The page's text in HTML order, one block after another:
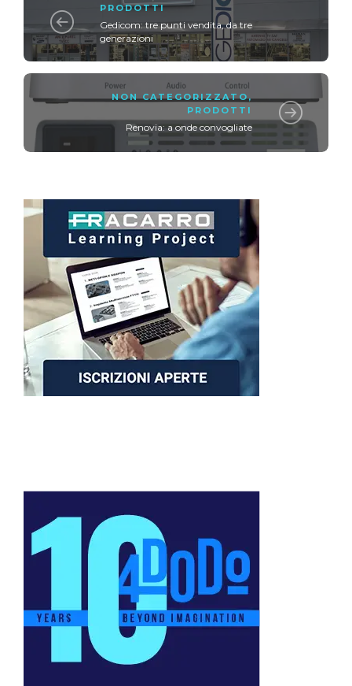
PRODOTTI
Gedicom: tre punti vendita, da tre
generazioni
NON CATEGORIZZATO,
PRODOTTI
Renovia: a onde convogliate